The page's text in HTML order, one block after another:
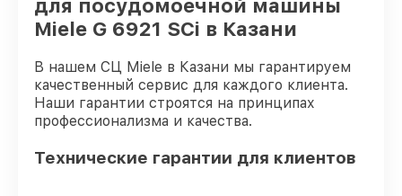
для посудомоечной машины
Miele G 6921 SCi в Казани
В нашем СЦ Miele в Казани мы гарантируем
качественный сервис для каждого клиента.
Наши гарантии строятся на принципах
профессионализма и качества.
Технические гарантии для клиентов